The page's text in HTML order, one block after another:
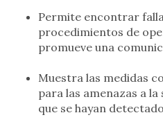
Permite encontrar
procedimientos de
promueve una
Muestra las medidas
para las amenazas a
que se hayan